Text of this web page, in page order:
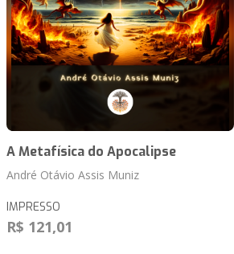
A Metafísica do Apocalipse
André Otávio Assis Muniz
IMPRESSO
R$ 121,01